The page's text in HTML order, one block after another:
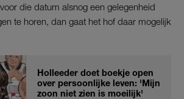
die datum alsnog een gelegenheid
te horen, dan gaat het hof daar mogelijk
Holleeder doet boekje open
over persoonlijke leven: 'Mijn
zoon niet zien is moeilijk'